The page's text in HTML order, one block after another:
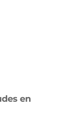
en